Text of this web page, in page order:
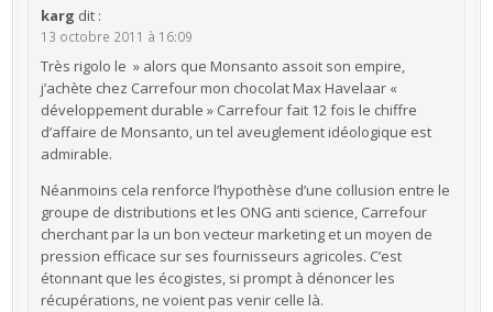
karg dit :
13 octobre 2011 à 16:09
Très rigolo le » alors que Monsanto assoit son empire,
j’achète chez Carrefour mon chocolat Max Havelaar «
développement durable » Carrefour fait 12 fois le chiffre
d’affaire de Monsanto, un tel aveuglement idéologique est
admirable.
Néanmoins cela renforce l’hypothèse d’une collusion entre le
groupe de distributions et les ONG anti science, Carrefour
cherchant par la un bon vecteur marketing et un moyen de
pression efficace sur ses fournisseurs agricoles. C’est
étonnant que les écogistes, si prompt à dénoncer les
récupérations, ne voient pas venir celle là.